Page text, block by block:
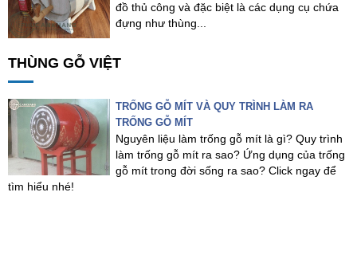
đồ thủ công và đặc biệt là các dụng cụ chứa
đựng như thùng...
THÙNG GỖ VIỆT
TRỐNG GỖ MÍT VÀ QUY TRÌNH LÀM RA
TRỐNG GỖ MÍT
Nguyên liệu làm trống gỗ mít là gì? Quy trình
làm trống gỗ mít ra sao? Ứng dụng của trống
gỗ mít trong đời sống ra sao? Click ngay để
tìm hiểu nhé!